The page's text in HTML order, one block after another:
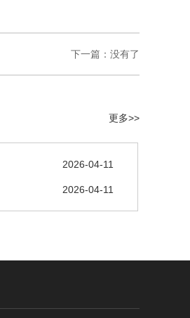
下一篇：没有了
更多>>
2026-04-11
2026-04-11